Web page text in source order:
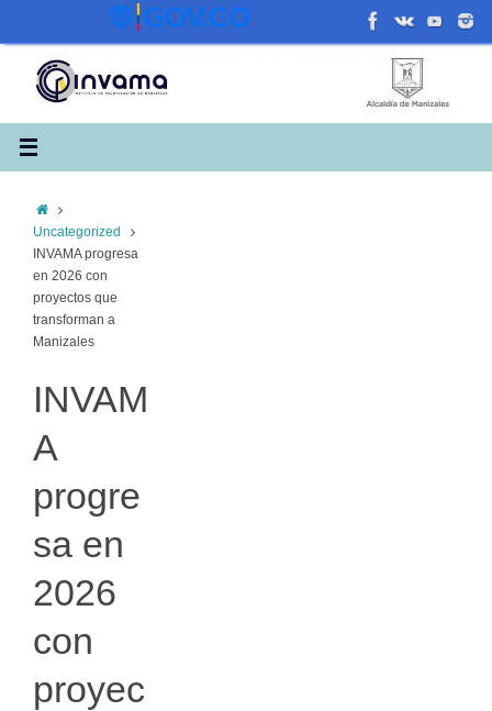
contenido
Inicio
Uncategorized
INVAMA progresa
en 2026 con
proyectos que
transforman a
Manizales
INVAM
A
progre
sa en
2026
con
proyec